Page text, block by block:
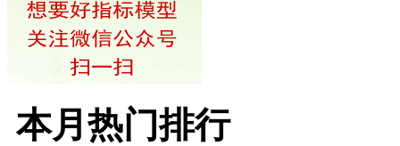
本月热门排行